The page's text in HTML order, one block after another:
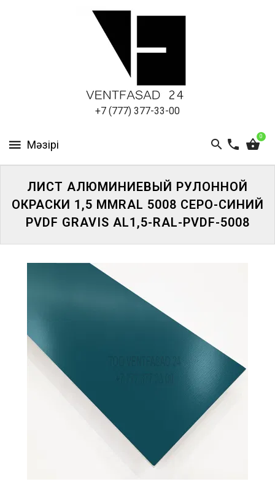
+7 (777) 377-33-00
0
ПАНЕЛИ
ЛИСТ АЛЮМИНИЕВЫЙ РУЛОННОЙ
ОКРАСКИ 1,5 ММRAL 5008 СЕРО-СИНИЙ
PVDF GRAVIS AL1,5-RAL-PVDF-5008